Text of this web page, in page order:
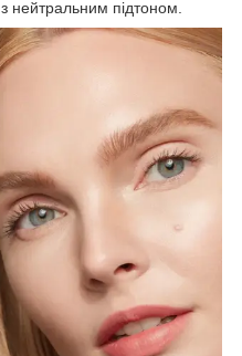
нейтральним підтоном.